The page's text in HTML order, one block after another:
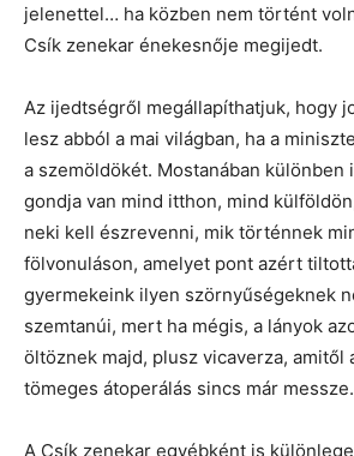
jelenettel… ha közben nem történt
Csík zenekar énekesnője megijedt.
Az ijedtségről megállapíthatjuk, hogy
lesz abból a mai világban, ha a
a szemöldökét. Mostanában különben
gondja van mind itthon, mind
neki kell észrevenni, mik történnek
fölvonuláson, amelyet pont azért
gyermekeink ilyen szörnyűségeknek
szemtanúi, mert ha mégis, a lányok
öltöznek majd, plusz vicaverza, amitől
tömeges átoperálás sincs már messze.
A Csík zenekar egyébként is